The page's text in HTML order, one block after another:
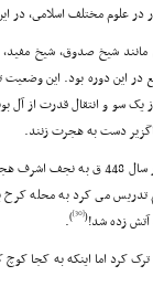
علوم مختلف اسلامى، در
شیخ صدوق، شیخ
در این دوره بود. این
یک سو و انتقال قدرت از
دست به هجرت زنند.
در این میان شیخ طوسى که زعامت
تدریس مى کرد به محله
آتش زده شد!(
[30]
)
.
ترک کرد اما اینکه به